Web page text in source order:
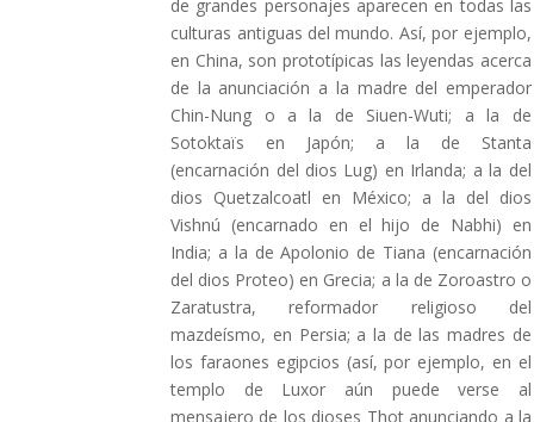
de grandes personajes aparecen en todas las
culturas antiguas del mundo. Así, por ejemplo,
en China, son prototípicas las leyendas acerca
de la anunciación a la madre del emperador
Chin-Nung o a la de Siuen-Wuti; a la de
Sotoktaïs en Japón; a la de Stanta
(encarnación del dios Lug) en Irlanda; a la del
dios Quetzalcoatl en México; a la del dios
Vishnú (encarnado en el hijo de Nabhi) en
India; a la de Apolonio de Tiana (encarnación
del dios Proteo) en Grecia; a la de Zoroastro o
Zaratustra, reformador religioso del
mazdeísmo, en Persia; a la de las madres de
los faraones egipcios (así, por ejemplo, en el
templo de Luxor aún puede verse al
mensajero de los dioses Thot anunciando a la